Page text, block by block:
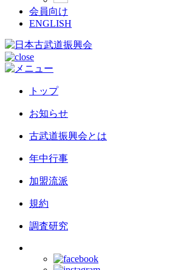
会員向け
ENGLISH
トップ
お知らせ
古武道振興会とは
年中行事
加盟流派
規約
調査研究